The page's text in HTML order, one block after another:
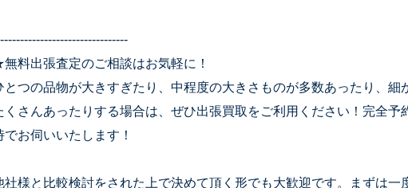
料出張査定のご相談はお気軽に！
とつの品物が大きすぎたり、中程度の大きさものが多数あったり、細
くさんあったりする場合は、ぜひ出張買取をご利用ください！完全予
でお伺いいたします！
社様と比較検討をされた上で決めて頂く形でも大歓迎です。まずは一